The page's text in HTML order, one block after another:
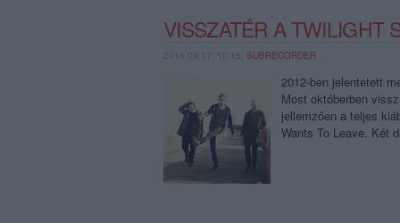
VISSZATÉR A TWILIGHT
2014.09.17. 10:15, SUBRECORDER
2012-ben jelentetett
Most októberben
jellemzően a teljes
Wants To Leave. Két